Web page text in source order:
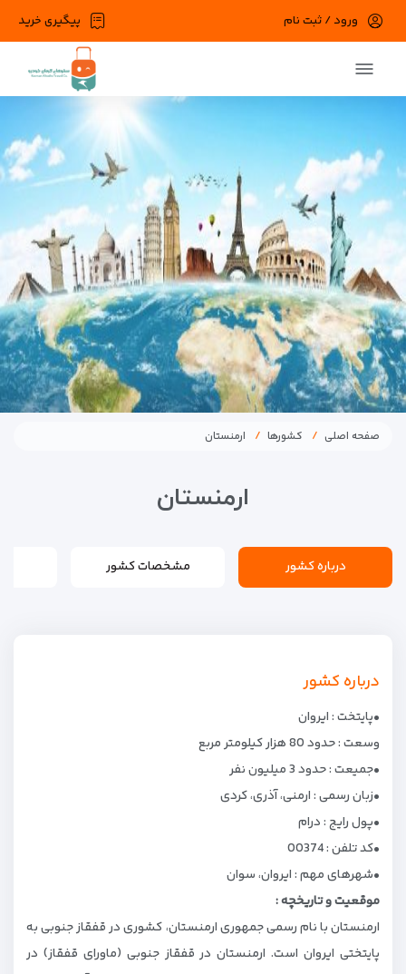
پیگیری خرید ورود / ثبت نام
صفحه اصلی کشورها ارمنستان
ارمنستان
درباره کشور مشخصات کشور
درباره کشور
•پایتخت : ایروان
وسعت : حدود 80 هزار کیلومتر مربع
•جمیعت : حدود 3 میلیون نفر
•زبان رسمی : ارمنی، آذری، کردی
•پول رایج : درام
•کد تلفن : 00374
•شهرهای مهم : ایروان، سوان
موقعیت و تاریخچه :
ارمنستان با نام رسمی جمهوری ارمنستان، کشوری در قفقاز جنوبی به
پایتختی ایروان است. ارمنستان در قفقاز جنوبی (ماورای قفقاز) در